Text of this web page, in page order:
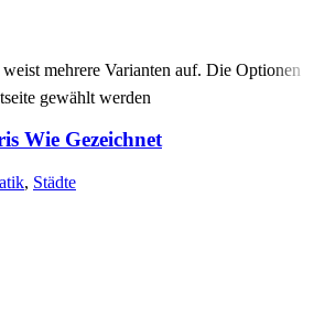
mehrere Varianten auf. Die Optionen
gewählt werden
Wie Gezeichnet
, Städte